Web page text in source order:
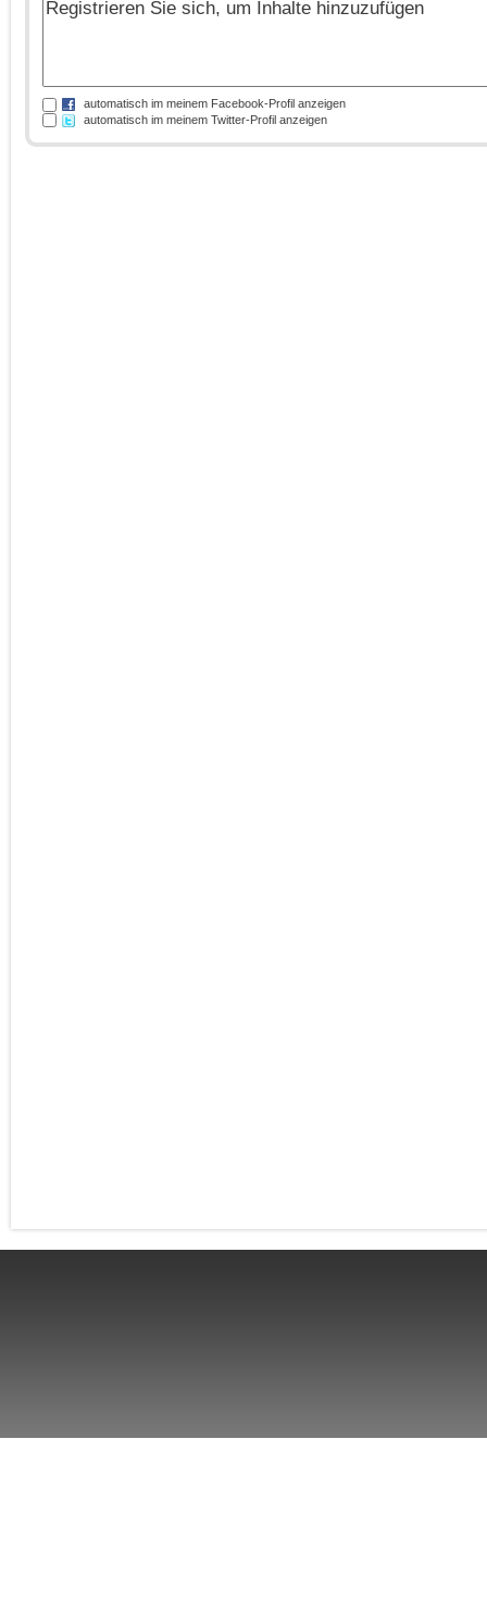
automatisch im meinem Facebook-Profil anzeigen
automatisch im meinem Twitter-Profil anzeigen